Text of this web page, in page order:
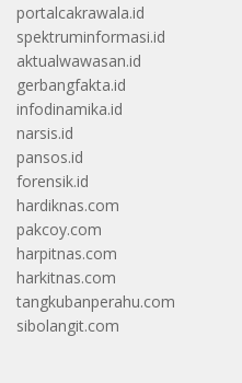
portalcakrawala.id
spektruminformasi.id
aktualwawasan.id
gerbangfakta.id
infodinamika.id
narsis.id
pansos.id
forensik.id
hardiknas.com
pakcoy.com
harpitnas.com
harkitnas.com
tangkubanperahu.com
sibolangit.com